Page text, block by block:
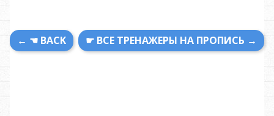
← ☚ BACK ☛ ВСЕ ТРЕНАЖЕРЫ НА ПРОПИСЬ →